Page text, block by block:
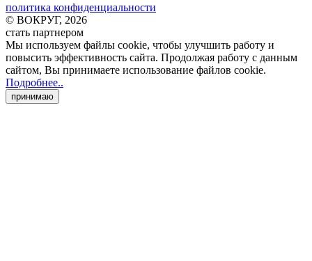
политика конфиденциальности
© ВОКРУГ, 2026
стать партнером
Мы используем файлы cookie, чтобы улучшить работу и
повысить эффективность сайта. Продолжая работу с данным
сайтом, Вы принимаете использование файлов cookie.
Подробнее..
принимаю